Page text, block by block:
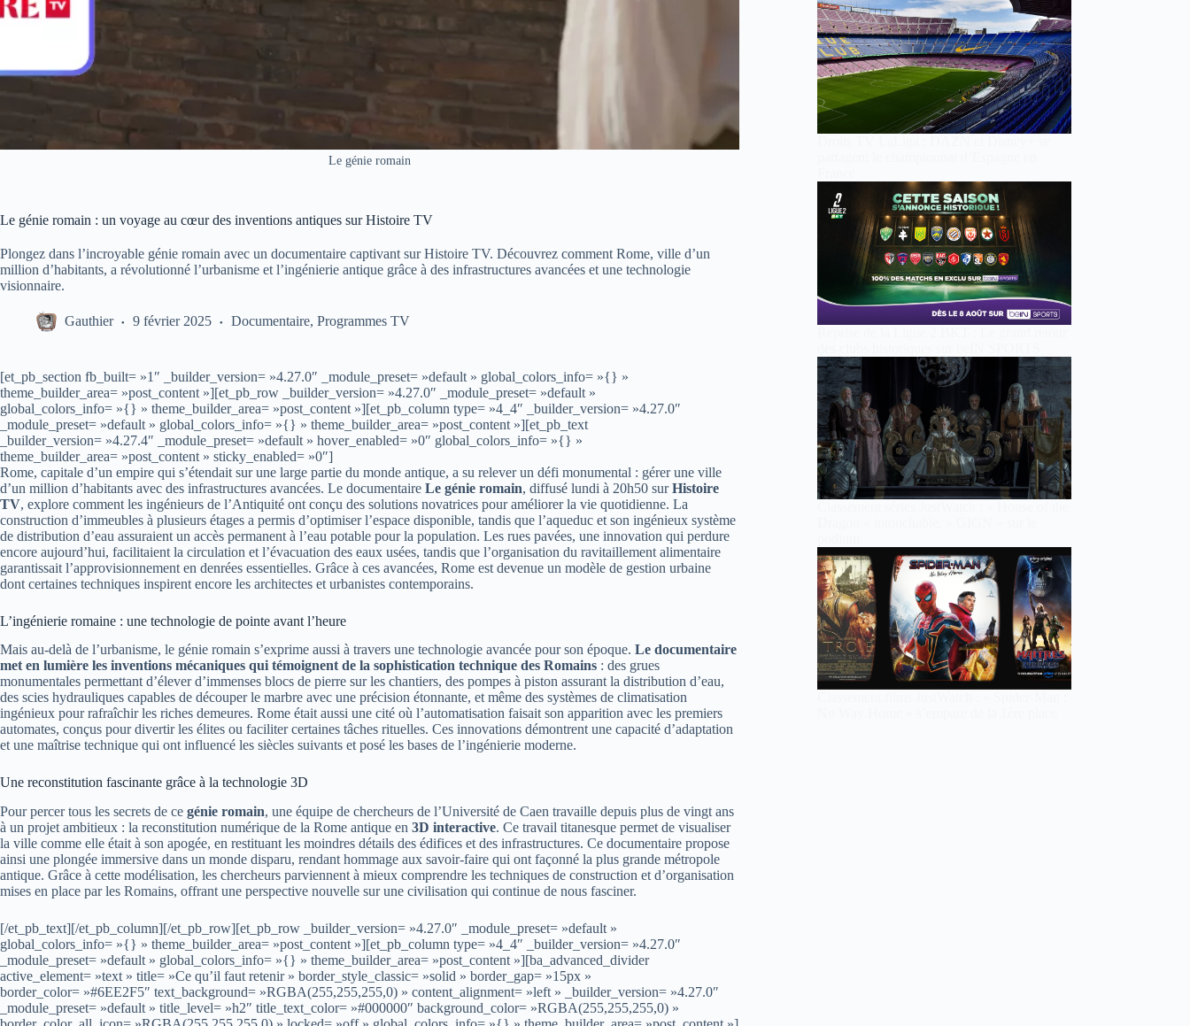
Le génie romain
Le génie romain : un voyage au cœur des inventions antiques sur Histoire TV
Plongez dans l’incroyable génie romain avec un documentaire captivant sur Histoire TV. Découvrez comment Rome, ville d’un
million d’habitants, a révolutionné l’urbanisme et l’ingénierie antique grâce à des infrastructures avancées et une technologie
visionnaire.
Gauthier 9 février 2025 Documentaire, Programmes TV
[et_pb_section fb_built= »1″ _builder_version= »4.27.0″ _module_preset= »default » global_colors_info= »{} »
theme_builder_area= »post_content »][et_pb_row _builder_version= »4.27.0″ _module_preset= »default »
global_colors_info= »{} » theme_builder_area= »post_content »][et_pb_column type= »4_4″ _builder_version= »4.27.0″
_module_preset= »default » global_colors_info= »{} » theme_builder_area= »post_content »][et_pb_text
_builder_version= »4.27.4″ _module_preset= »default » hover_enabled= »0″ global_colors_info= »{} »
theme_builder_area= »post_content » sticky_enabled= »0″]
Rome, capitale d’un empire qui s’étendait sur une large partie du monde antique, a su relever un défi monumental : gérer une ville
d’un million d’habitants avec des infrastructures avancées. Le documentaire Le génie romain, diffusé lundi à 20h50 surHistoire
TV, explore comment les ingénieurs de l’Antiquité ont conçu des solutions novatrices pour améliorer la vie quotidienne. La
construction d’immeubles à plusieurs étages a permis d’optimiser l’espace disponible, tandis que l’aqueduc et son ingénieux système
de distribution d’eau assuraient un accès permanent à l’eau potable pour la population. Les rues pavées, une innovation qui perdure
encore aujourd’hui, facilitaient la circulation et l’évacuation des eaux usées, tandis que l’organisation du ravitaillement alimentaire
garantissait l’approvisionnement en denrées essentielles. Grâce à ces avancées, Rome est devenue un modèle de gestion urbaine
dont certaines techniques inspirent encore les architectes et urbanistes contemporains.
L’ingénierie romaine : une technologie de pointe avant l’heure
Mais au-delà de l’urbanisme, le génie romain s’exprime aussi à travers une technologie avancée pour son époque. Le documentaire
met en lumière les inventions mécaniques qui témoignent de la sophistication technique des Romains : des grues
monumentales permettant d’élever d’immenses blocs de pierre sur les chantiers, des pompes à piston assurant la distribution d’eau,
des scies hydrauliques capables de découper le marbre avec une précision étonnante, et même des systèmes de climatisation
ingénieux pour rafraîchir les riches demeures. Rome était aussi une cité où l’automatisation faisait son apparition avec les premiers
automates, conçus pour divertir les élites ou faciliter certaines tâches rituelles. Ces innovations démontrent une capacité d’adaptation
et une maîtrise technique qui ont influencé les siècles suivants et posé les bases de l’ingénierie moderne.
Une reconstitution fascinante grâce à la technologie 3D
Pour percer tous les secrets de ce génie romain, une équipe de chercheurs de l’Université de Caen travaille depuis plus de vingt ans
à un projet ambitieux : la reconstitution numérique de la Rome antique en 3D interactive. Ce travail titanesque permet de visualiser
la ville comme elle était à son apogée, en restituant les moindres détails des édifices et des infrastructures. Ce documentaire propose
ainsi une plongée immersive dans un monde disparu, rendant hommage aux savoir-faire qui ont façonné la plus grande métropole
antique. Grâce à cette modélisation, les chercheurs parviennent à mieux comprendre les techniques de construction et d’organisation
mises en place par les Romains, offrant une perspective nouvelle sur une civilisation qui continue de nous fasciner.
[/et_pb_text][/et_pb_column][/et_pb_row][et_pb_row _builder_version= »4.27.0″ _module_preset= »default »
global_colors_info= »{} » theme_builder_area= »post_content »][et_pb_column type= »4_4″ _builder_version= »4.27.0″
_module_preset= »default » global_colors_info= »{} » theme_builder_area= »post_content »][ba_advanced_divider
active_element= »text » title= »Ce qu’il faut retenir » border_style_classic= »solid » border_gap= »15px »
border_color= »#6EE2F5″ text_background= »RGBA(255,255,255,0) » content_alignment= »left » _builder_version= »4.27.0″
_module_preset= »default » title_level= »h2″ title_text_color= »#000000″ background_color= »RGBA(255,255,255,0) »